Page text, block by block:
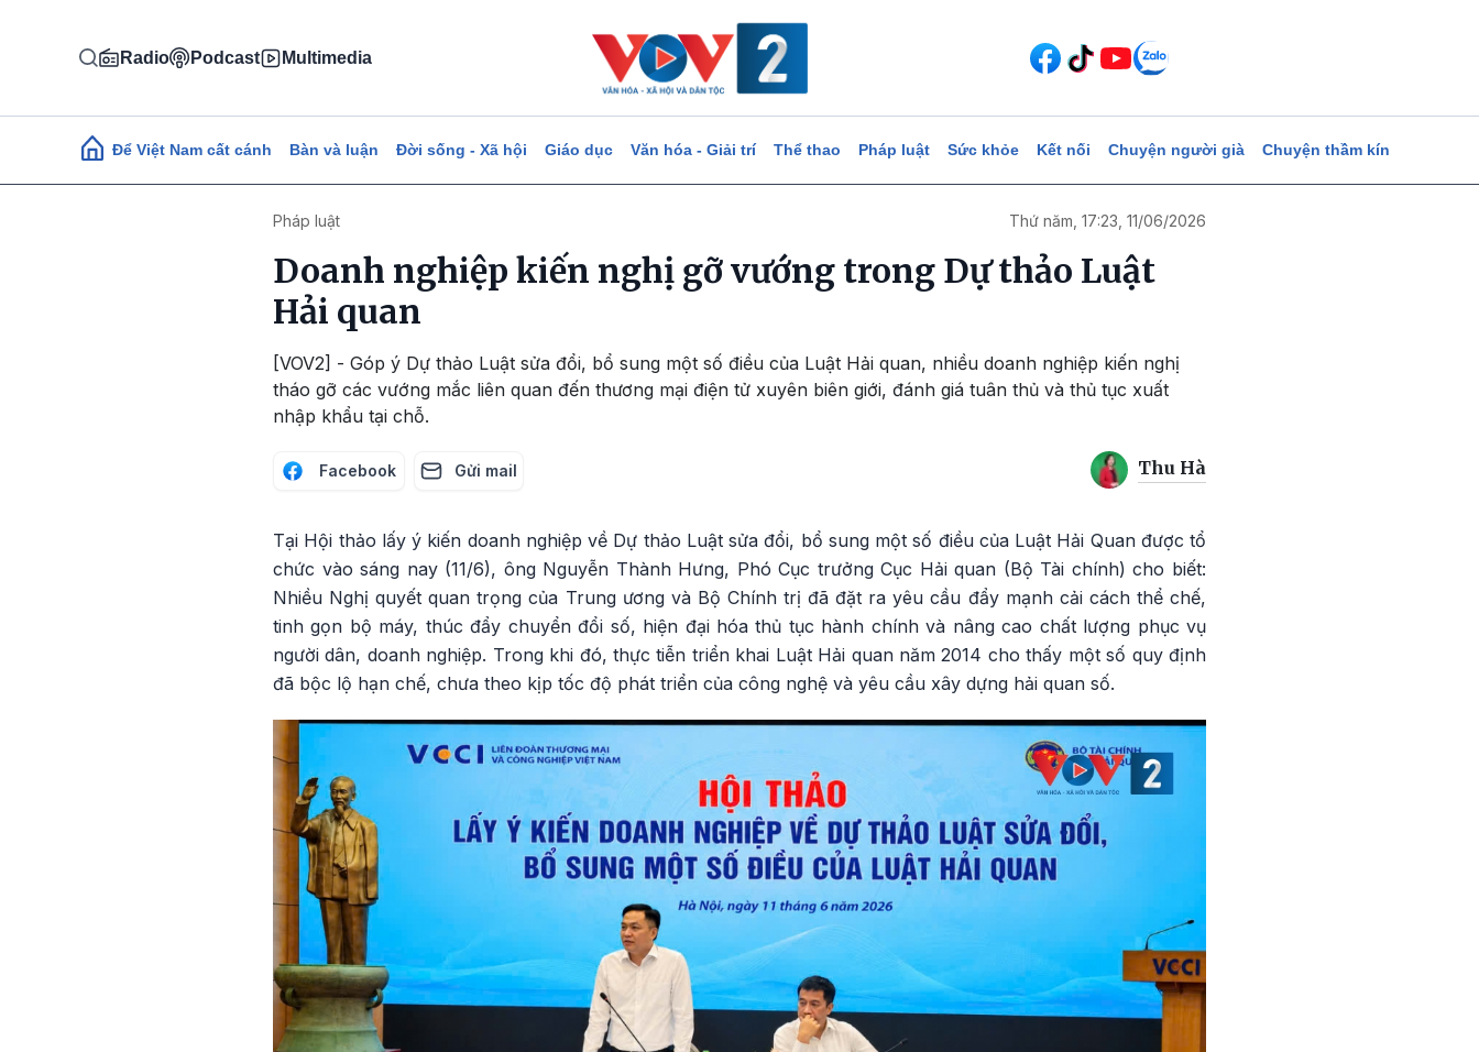
Radio Podcast Multimedia
Main navigation
Để Việt Nam cất cánh Bàn và luận Đời sống - Xã hội Giáo dục Văn hóa - Giải trí Thể thao Pháp luật Sức khỏe Kết nối Chuyện người già Chuyện thầm kín
Pháp luật Thứ năm, 17:23, 11/06/2026
Doanh nghiệp kiến nghị gỡ vướng trong Dự thảo Luật
Hải quan
[VOV2] - Góp ý Dự thảo Luật sửa đổi, bổ sung một số điều của Luật Hải quan, nhiều doanh nghiệp kiến nghị
tháo gỡ các vướng mắc liên quan đến thương mại điện tử xuyên biên giới, đánh giá tuân thủ và thủ tục xuất
nhập khẩu tại chỗ.
Facebook Gửi mail Thu Hà
Tại Hội thảo lấy ý kiến doanh nghiệp về Dự thảo Luật sửa đổi, bổ sung một số điều của Luật Hải Quan được tổ
chức vào sáng nay (11/6), ông Nguyễn Thành Hưng, Phó Cục trưởng Cục Hải quan (Bộ Tài chính) cho biết:
Nhiều Nghị quyết quan trọng của Trung ương và Bộ Chính trị đã đặt ra yêu cầu đẩy mạnh cải cách thể chế,
tinh gọn bộ máy, thúc đẩy chuyển đổi số, hiện đại hóa thủ tục hành chính và nâng cao chất lượng phục vụ
người dân, doanh nghiệp. Trong khi đó, thực tiễn triển khai Luật Hải quan năm 2014 cho thấy một số quy định
đã bộc lộ hạn chế, chưa theo kịp tốc độ phát triển của công nghệ và yêu cầu xây dựng hải quan số.